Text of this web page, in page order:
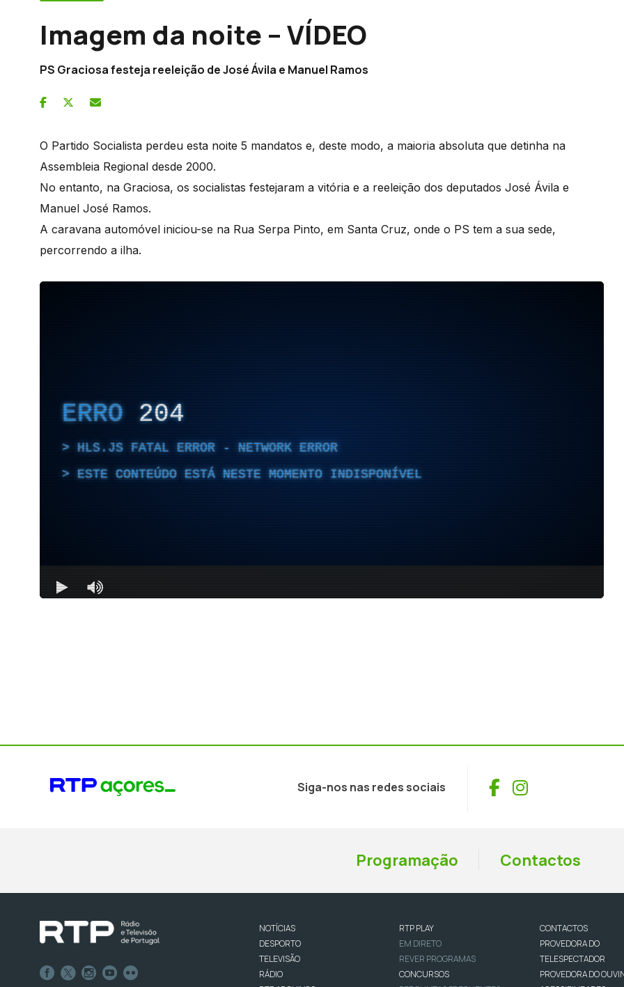
Imagem da noite – VÍDEO
PS Graciosa festeja reeleição de José Ávila e Manuel Ramos
O Partido Socialista perdeu esta noite 5 mandatos e, deste modo, a maioria absoluta que detinha na
Assembleia Regional desde 2000.
No entanto, na Graciosa, os socialistas festejaram a vitória e a reeleição dos deputados José Ávila e
Manuel José Ramos.
A caravana automóvel iniciou-se na Rua Serpa Pinto, em Santa Cruz, onde o PS tem a sua sede,
percorrendo a ilha.
Siga-nos nas redes sociais Facebook
Instagram
Programação Contactos
NOTÍCIAS
DESPORTO
TELEVISÃO
RÁDIO
RTP PLAY
EM DIRETO
REVER PROGRAMAS
CONCURSOS
CONTACTOS
PROVEDORA DO
TELESPECTADOR
PROVEDORA DO